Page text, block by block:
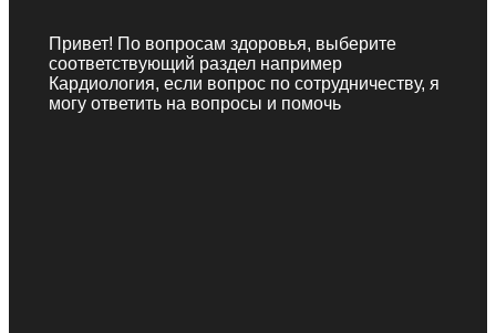
Привет! По вопросам здоровья, выберите
соответствующий раздел например
Кардиология, если вопрос по сотрудничеству, я
могу ответить на вопросы и помочь